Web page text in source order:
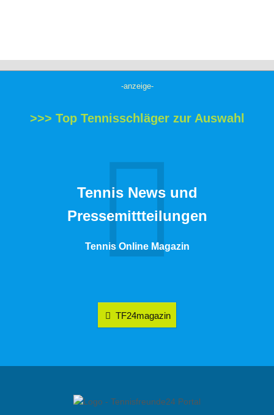
-anzeige-
>>> Top Tennisschläger zur Auswahl
Tennis News und
Pressemittteilungen
Tennis Online Magazin
TF24magazin